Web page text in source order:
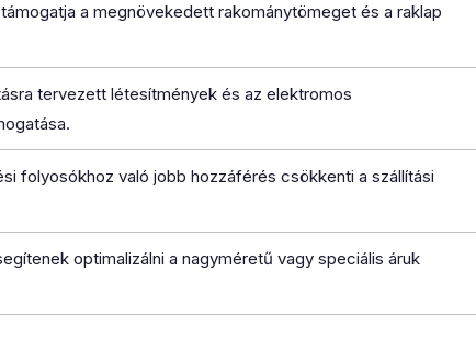
a megnövekedett rakománytömeget és a raklap
tervezett létesítmények és az elektromos
folyosókhoz való jobb hozzáférés csökkenti a szállítási
optimalizálni a nagyméretű vagy speciális áruk